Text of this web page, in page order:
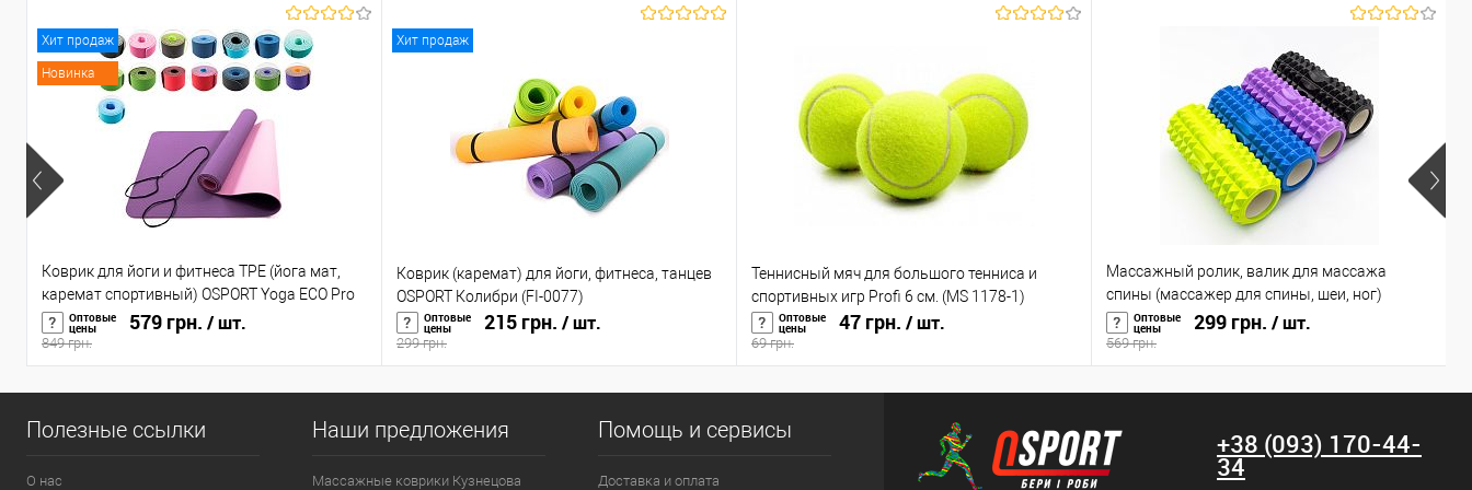
Хит продаж
Новинка
Коврик для йоги и фитнеса TPE (йога мат,
каремат спортивный) OSPORT Yoga ECO Pro
6мм (FI-0076)
Оптовые
цены 579 грн. / шт.
849 грн.
Хит продаж
Коврик (каремат) для йоги, фитнеса, танцев
OSPORT Колибри (FI-0077)
Оптовые
цены 215 грн. / шт.
299 грн.
Теннисный мяч для большого тенниса и
спортивных игр Profi 6 см. (MS 1178-1)
Оптовые
цены 47 грн. / шт.
69 грн.
Массажный ролик, валик для массажа
спины (массажер для спины, шеи, ног)
OSPORT 33*13см (MS 0857-4)
Оптовые
цены 299 грн. / шт.
569 грн.
Полезные ссылки
О нас
Наши предложения
Массажные коврики Кузнецова
Помощь и сервисы
Доставка и оплата
+38 (093) 170-44-
34